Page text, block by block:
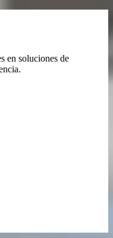
en soluciones de